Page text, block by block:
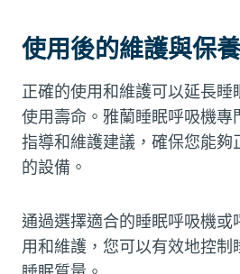
使用後的維護與保養
正確的使用和維護可以延長睡
使用壽命。雅蘭睡眠呼吸機專
指導和維護建議，確保您能夠
的設備。
通過選擇適合的睡眠呼吸機或
用和維護，您可以有效地控制